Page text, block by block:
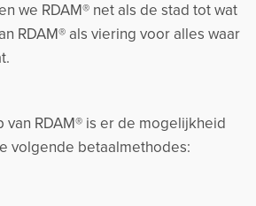
we RDAM® net als de stad tot wat
RDAM® als viering voor alles waar
van RDAM® is er de mogelijkheid
volgende betaalmethodes: